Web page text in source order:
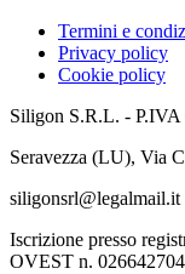
Termini e
Privacy policy
Cookie policy
Siligon S.R.L. - P.IVA
Seravezza (LU), Via
siligonsrl@legalmail.it
Iscrizione presso
OVEST n.